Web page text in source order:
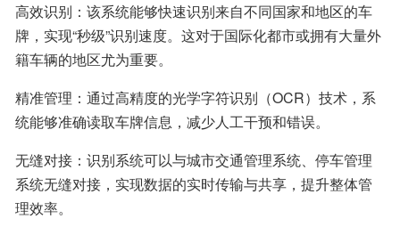
高效识别：该系统能够快速识别来自不同国家和地区的车
牌，实现“秒级”识别速度。这对于国际化都市或拥有大量外
籍车辆的地区尤为重要。
精准管理：通过高精度的光学字符识别（OCR）技术，系
统能够准确读取车牌信息，减少人工干预和错误。
无缝对接：识别系统可以与城市交通管理系统、停车管理
系统无缝对接，实现数据的实时传输与共享，提升整体管
理效率。